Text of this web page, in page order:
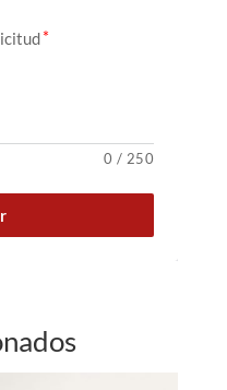
0 / 250